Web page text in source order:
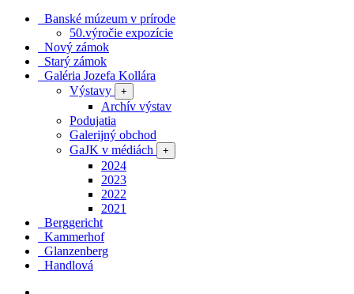
Banské múzeum v prírode
50.výročie expozície
Nový zámok
Starý zámok
Galéria Jozefa Kollára
Výstavy
+
Archív výstav
Podujatia
Galerijný obchod
GaJK v médiách
+
2024
2023
2022
2021
Berggericht
Kammerhof
Glanzenberg
Handlová